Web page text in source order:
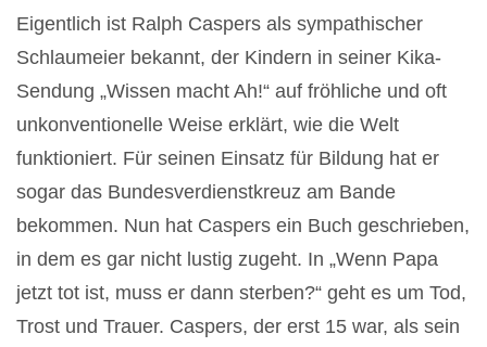
Eigentlich ist Ralph Caspers als sympathischer
Schlaumeier bekannt, der Kindern in seiner Kika-
Sendung „Wissen macht Ah!“ auf fröhliche und oft
unkonventionelle Weise erklärt, wie die Welt
funktioniert. Für seinen Einsatz für Bildung hat er
sogar das Bundesverdienstkreuz am Bande
bekommen. Nun hat Caspers ein Buch geschrieben,
in dem es gar nicht lustig zugeht. In „Wenn Papa
jetzt tot ist, muss er dann sterben?“ geht es um Tod,
Trost und Trauer. Caspers, der erst 15 war, als sein